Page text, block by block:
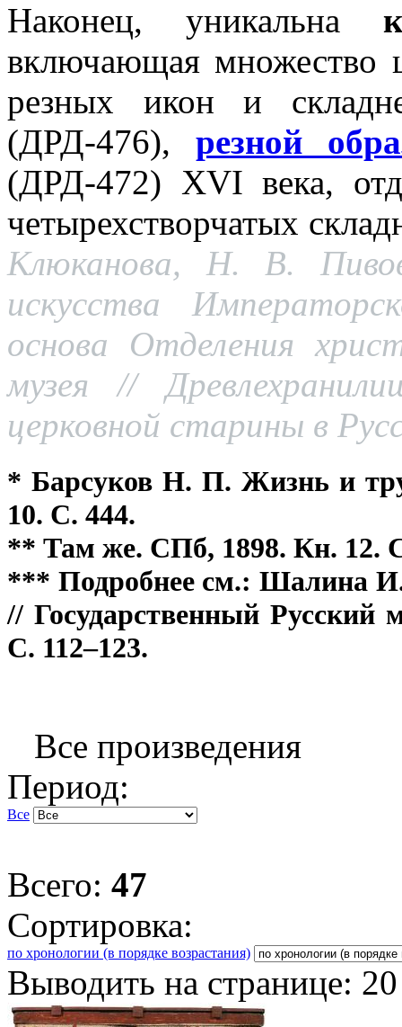
Наконец, уникальна
включающая множество
резных икон и
(ДРД-476), резной
(ДРД-472) XVI века,
четырехстворчатых
Клюканова, Н. В.
искусства
основа Отделения
музея //
церковной старины в
* Барсуков Н. П. Жизнь и
10. С. 444.
** Там же. СПб, 1898. Кн. 12.
*** Подробнее см.: Шалина
// Государственный Русский
С. 112–123.
Все произведения
Период:
Все
Всего: 47
Сортировка:
по хронологии (в порядке возрастания)
Выводить на странице: 20